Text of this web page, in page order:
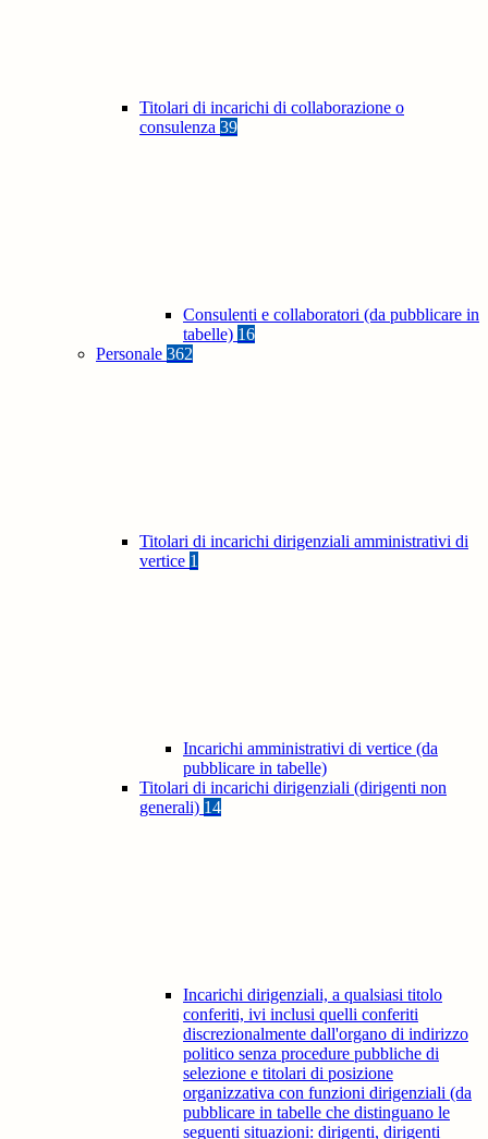
Titolari di incarichi di collaborazione o
consulenza 39
Consulenti e collaboratori (da pubblicare in
tabelle) 16
Personale 362
Titolari di incarichi dirigenziali amministrativi di
vertice 1
Incarichi amministrativi di vertice (da
pubblicare in tabelle)
Titolari di incarichi dirigenziali (dirigenti non
generali) 14
Incarichi dirigenziali, a qualsiasi titolo
conferiti, ivi inclusi quelli conferiti
discrezionalmente dall'organo di indirizzo
politico senza procedure pubbliche di
selezione e titolari di posizione
organizzativa con funzioni dirigenziali (da
pubblicare in tabelle che distinguano le
seguenti situazioni: dirigenti, dirigenti